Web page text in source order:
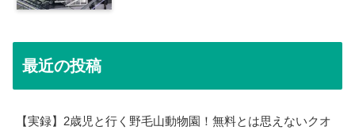
最近の投稿
【実録】2歳児と行く野毛山動物園！無料とは思えないクオ